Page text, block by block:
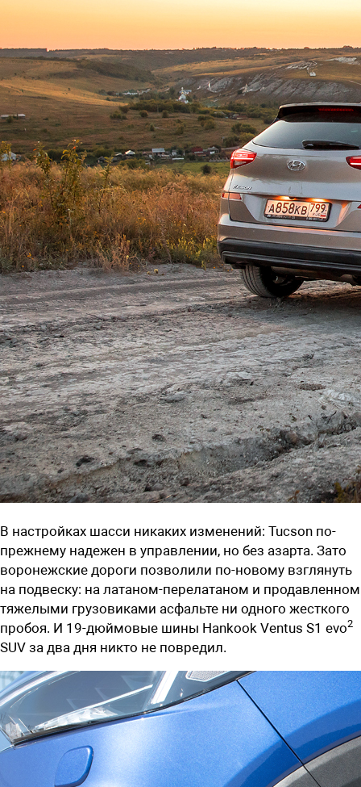
В настройках шасси никаких изменений: Tucson по-
прежнему надежен в управлении, но без азарта. Зато
воронежские дороги позволили по-новому взглянуть
на подвеску: на латаном-перелатаном и продавленном
тяжелыми грузовиками асфальте ни одного жесткого
пробоя. И 19-дюймовые шины Hankook Ventus S1 evo2
SUV за два дня никто не повредил.